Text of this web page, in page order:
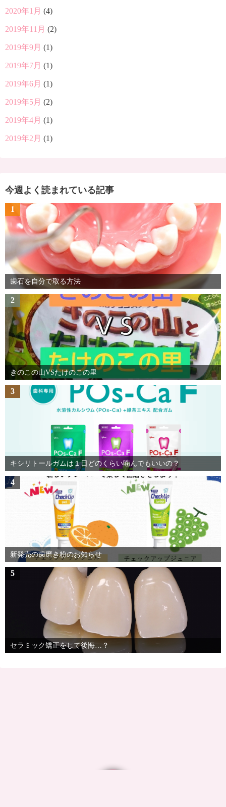
2020年1月 (4)
2019年11月 (2)
2019年9月 (1)
2019年7月 (1)
2019年6月 (1)
2019年5月 (2)
2019年4月 (1)
2019年2月 (1)
今週よく読まれている記事
1
歯石を自分で取る方法
2
きのこの山VSたけのこの里
3
キシリトールガムは１日どのくらい噛んでもいいの？
4
新発売の歯磨き粉のお知らせ
5
セラミック矯正をして後悔…？